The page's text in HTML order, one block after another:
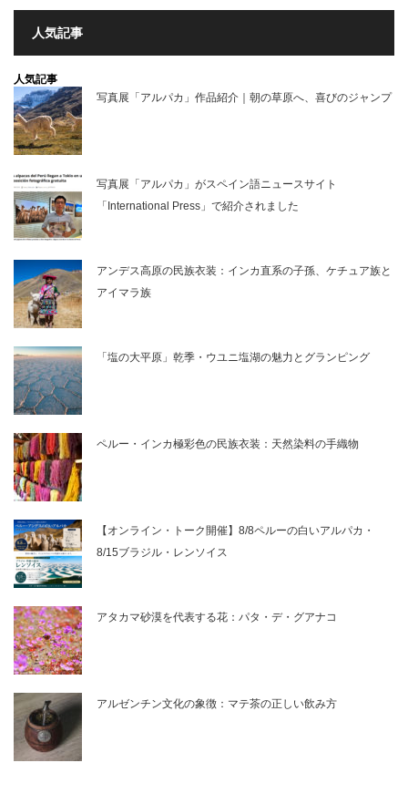
人気記事
人気記事
写真展「アルパカ」作品紹介｜朝の草原へ、喜びのジャンプ
写真展「アルパカ」がスペイン語ニュースサイト
「International Press」で紹介されました
アンデス高原の民族衣装：インカ直系の子孫、ケチュア族と
アイマラ族
「塩の大平原」乾季・ウユニ塩湖の魅力とグランピング
ペルー・インカ極彩色の民族衣装：天然染料の手織物
【オンライン・トーク開催】8/8ペルーの白いアルパカ・
8/15ブラジル・レンソイス
アタカマ砂漠を代表する花：パタ・デ・グアナコ
アルゼンチン文化の象徴：マテ茶の正しい飲み方